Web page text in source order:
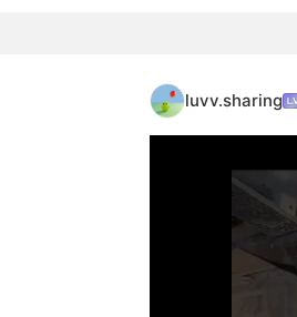
luvv.sharing